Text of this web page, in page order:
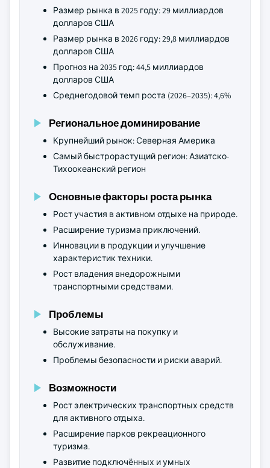
Размер рынка в 2025 году: 29 миллиардов
долларов США
Размер рынка в 2026 году: 29,8 миллиардов
долларов США
Прогноз на 2035 год: 44,5 миллиардов
долларов США
Среднегодовой темп роста (2026–2035): 4,6%
Региональное доминирование
Крупнейший рынок: Северная Америка
Самый быстрорастущий регион: Азиатско-
Тихоокеанский регион
Основные факторы роста рынка
Рост участия в активном отдыхе на природе.
Расширение туризма приключений.
Инновации в продукции и улучшение
характеристик техники.
Рост владения внедорожными
транспортными средствами.
Проблемы
Высокие затраты на покупку и
обслуживание.
Проблемы безопасности и риски аварий.
Возможности
Рост электрических транспортных средств
для активного отдыха.
Расширение парков рекреационного
туризма.
Развитие подключённых и умных